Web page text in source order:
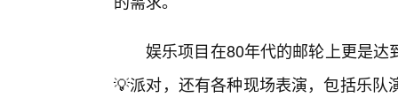
娱乐项目在80年代的邮轮上更是
💡派对，还有各种现场表演，包括乐